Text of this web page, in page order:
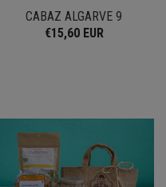
CABAZ ALGARVE 9
€15,60 EUR